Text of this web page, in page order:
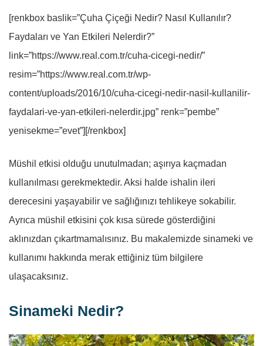
[renkbox baslik=”Çuha Çiçeği Nedir? Nasıl Kullanılır?
Faydaları ve Yan Etkileri Nelerdir?”
link=”https://www.real.com.tr/cuha-cicegi-nedir/”
resim=”https://www.real.com.tr/wp-
content/uploads/2016/10/cuha-cicegi-nedir-nasil-kullanilir-
faydalari-ve-yan-etkileri-nelerdir.jpg” renk=”pembe”
yenisekme=”evet”][/renkbox]
Müshil etkisi olduğu unutulmadan; aşırıya kaçmadan
kullanılması gerekmektedir. Aksi halde ishalin ileri
derecesini yaşayabilir ve sağlığınızı tehlikeye sokabilir.
Ayrıca müshil etkisini çok kısa sürede gösterdiğini
aklınızdan çıkartmamalısınız. Bu makalemizde sinameki ve
kullanımı hakkında merak ettiğiniz tüm bilgilere
ulaşacaksınız.
Sinameki Nedir?